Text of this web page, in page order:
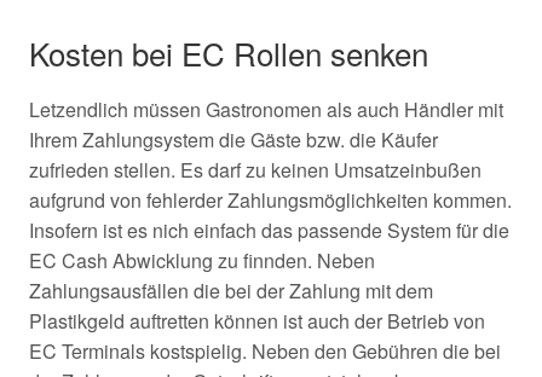
Kosten bei EC Rollen senken
Letzendlich müssen Gastronomen als auch Händler mit
Ihrem Zahlungsystem die Gäste bzw. die Käufer
zufrieden stellen. Es darf zu keinen Umsatzeinbußen
aufgrund von fehlerder Zahlungsmöglichkeiten kommen.
Insofern ist es nich einfach das passende System für die
EC Cash Abwicklung zu finnden. Neben
Zahlungsausfällen die bei der Zahlung mit dem
Plastikgeld auftretten können ist auch der Betrieb von
EC Terminals kostspielig. Neben den Gebühren die bei